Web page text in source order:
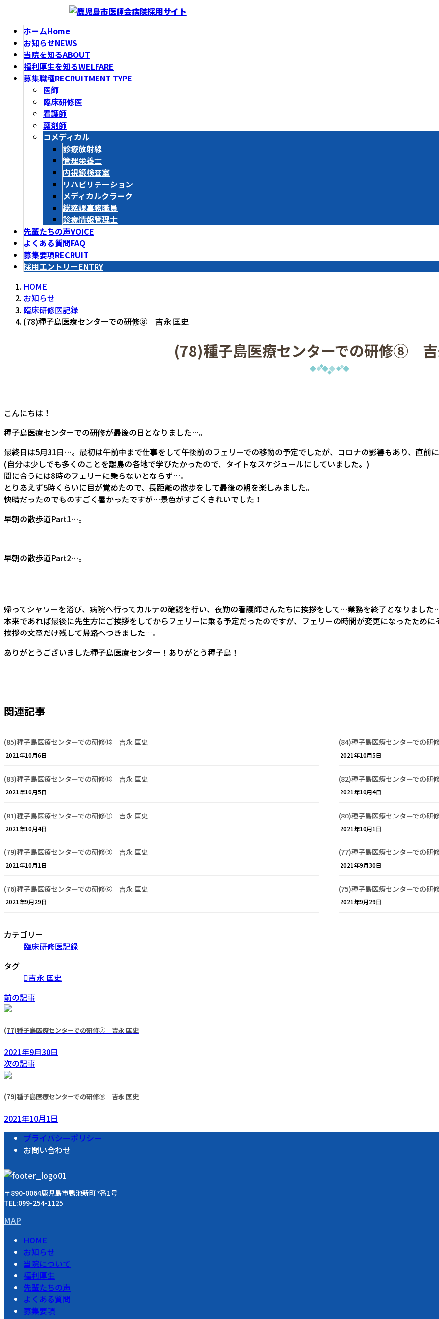
ホームHome
お知らせNEWS
当院を知るABOUT
福利厚生を知るWELFARE
募集職種RECRUITMENT TYPE
医師
臨床研修医
看護師
薬剤師
コメディカル
診療放射線
管理栄養士
内視鏡検査室
リハビリテーション
メディカルクラーク
総務課事務職員
診療情報管理士
先輩たちの声VOICE
よくある質問FAQ
募集要項RECRUIT
採用エントリーENTRY
HOME
お知らせ
臨床研修医記録
(78)種子島医療センターでの研修⑧ 吉永 匡史
(78)種子島医療センターでの研修⑧ 吉
こんにちは！
種子島医療センターでの研修が最後の日となりました…。
最終日は5月31日…。最初は午前中まで仕事をして午後前のフェリーでの移動の予定でしたが、コロナの影響もあり、直前
(自分は少しでも多くのことを離島の各地で学びたかったので、タイトなスケジュールにしていました。)
間に合うには8時のフェリーに乗らないとならず…。
とりあえず5時くらいに目が覚めたので、長距離の散歩をして最後の朝を楽しみました。
快晴だったのでものすごく暑かったですが…景色がすごくきれいでした！
早朝の散歩道Part1…。
早朝の散歩道Part2…。
帰ってシャワーを浴び、病院へ行ってカルテの確認を行い、夜勤の看護師さんたちに挨拶をして…業務を終了となりました…
本来であれば最後に先生方にご挨拶をしてからフェリーに乗る予定だったのですが、フェリーの時間が変更になったために
挨拶の文章だけ残して帰路へつきました…。
ありがとうございました種子島医療センター！ありがとう種子島！
関連記事
(85)種子島医療センターでの研修⑮ 吉永 匡史
2021年10月6日
(84)種子島医療センターでの
2021年10月5日
(83)種子島医療センターでの研修⑬ 吉永 匡史
2021年10月5日
(82)種子島医療センターでの
2021年10月4日
(81)種子島医療センターでの研修⑪ 吉永 匡史
2021年10月4日
(80)種子島医療センターでの
2021年10月1日
(79)種子島医療センターでの研修⑨ 吉永 匡史
2021年10月1日
(77)種子島医療センターでの
2021年9月30日
(76)種子島医療センターでの研修⑥ 吉永 匡史
2021年9月29日
(75)種子島医療センターでの
2021年9月29日
カテゴリー
臨床研修医記録
タグ
吉永 匡史
前の記事
(77)種子島医療センターでの研修⑦ 吉永 匡史
2021年9月30日
次の記事
(79)種子島医療センターでの研修⑨ 吉永 匡史
2021年10月1日
プライバシーポリシー
お問い合わせ
〒890-0064鹿児島市鴨池新町7番1号
TEL:099-254-1125
MAP
HOME
お知らせ
当院について
福利厚生
先輩たちの声
よくある質問
募集要項